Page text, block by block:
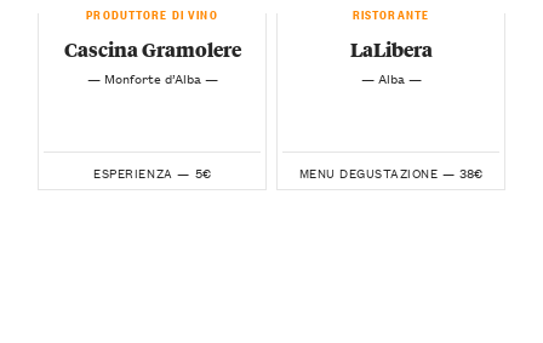
PRODUTTORE DI VINO
Cascina Gramolere
— Monforte d’Alba —
ESPERIENZA — 5€
RISTORANTE
LaLibera
— Alba —
MENU DEGUSTAZIONE — 38€